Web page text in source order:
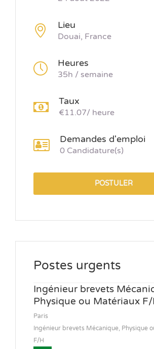
Lieu
Douai, France
Heures
35h / semaine
Taux
€11.07/ heure
Demandes d'emploi
0 Candidature(s)
POSTULER
Postes urgents
Ingénieur brevets
Physique ou Matériaux F/
Paris
Ingénieur brevets Mécanique, Physique
F/H